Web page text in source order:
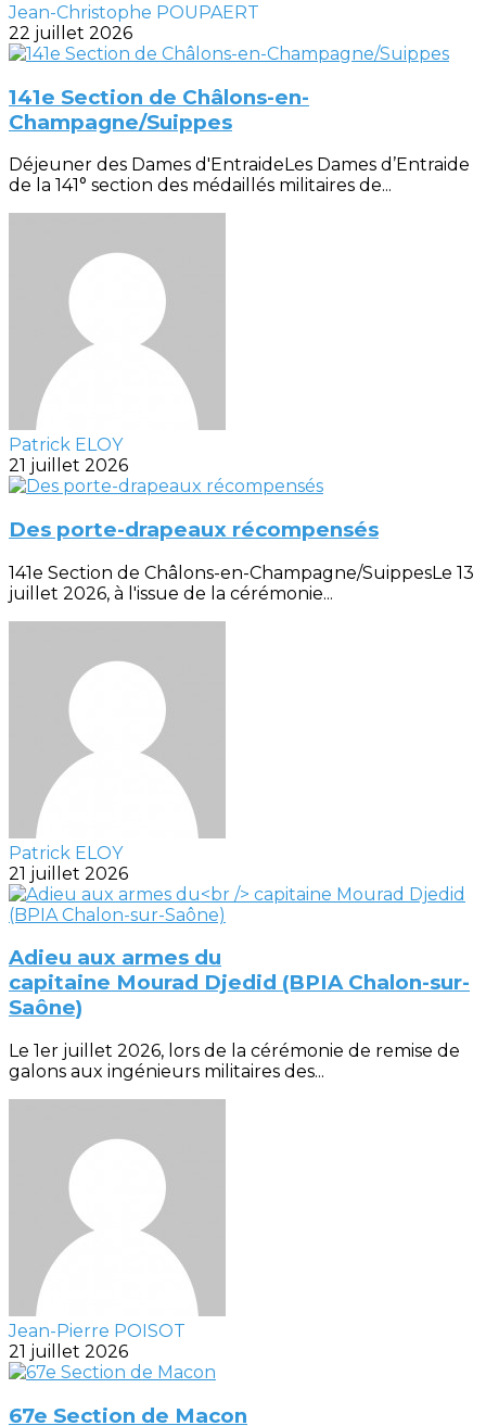
Jean-Christophe POUPAERT
22 juillet 2026
141e Section de Châlons-en-
Champagne/Suippes
Déjeuner des Dames d'EntraideLes Dames d’Entraide
de la 141° section des médaillés militaires de...
Patrick ELOY
21 juillet 2026
Des porte-drapeaux récompensés
141e Section de Châlons-en-Champagne/SuippesLe 13
juillet 2026, à l'issue de la cérémonie...
Patrick ELOY
21 juillet 2026
Adieu aux armes du
capitaine Mourad Djedid (BPIA Chalon-sur-
Saône)
Le 1er juillet 2026, lors de la cérémonie de remise de
galons aux ingénieurs militaires des...
Jean-Pierre POISOT
21 juillet 2026
67e Section de Macon